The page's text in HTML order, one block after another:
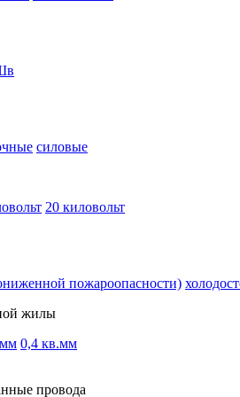
силовые
20 киловольт
пожароопасности)
жилы
0,4 кв.мм
провода